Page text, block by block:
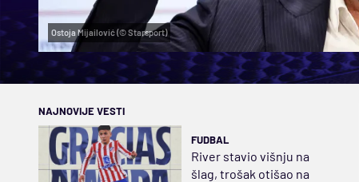
Ostoja Mijailović (© Starsport)
NAJNOVIJE VESTI
FUDBAL
River stavio višnju na
šlag, trošak otišao na